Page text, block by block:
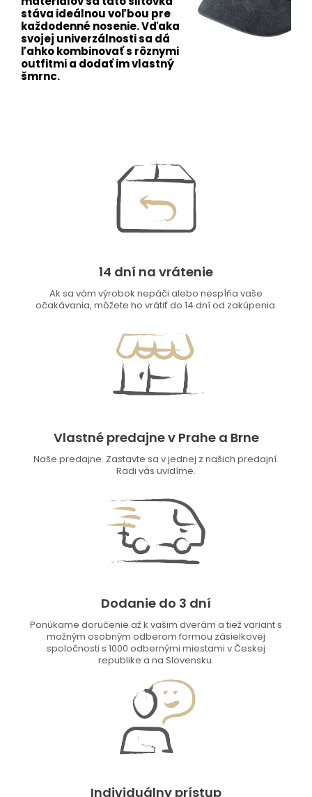
stáva ideálnou voľbou pre
každodenné nosenie. Vďaka
svojej univerzálnosti sa dá
ľahko kombinovať s rôznymi
outfitmi a dodať im vlastný
šmrnc.
14 dní na vrátenie
Ak sa vám výrobok nepáči alebo nespĺňa vaše
očakávania, môžete ho vrátiť do 14 dní od zakúpenia.
Vlastné predajne v Prahe a Brne
Naše predajne. Zastavte sa v jednej z našich predajní.
Radi vás uvidíme.
Dodanie do 3 dní
Ponúkame doručenie až k vašim dverám a tiež variant s
možným osobným odberom formou zásielkovej
spoločnosti s 1000 odbernými miestami v Českej
republike a na Slovensku.
Individuálny prístup